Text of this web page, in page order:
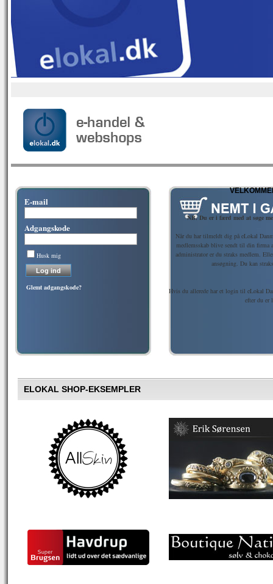
E-mail
Adgangskode
Husk mig
Glemt adgangskode?
NB. Du er i færd med at søge
Når du har tilmeldt dig på eLokal
medlemsskab blive sendt til din firma
administrator er du straks medlem.
ansøgning. Du kan
Hvis du allerede har et login til eLokal
efter du er
ELOKAL SHOP-EKSEMPLER